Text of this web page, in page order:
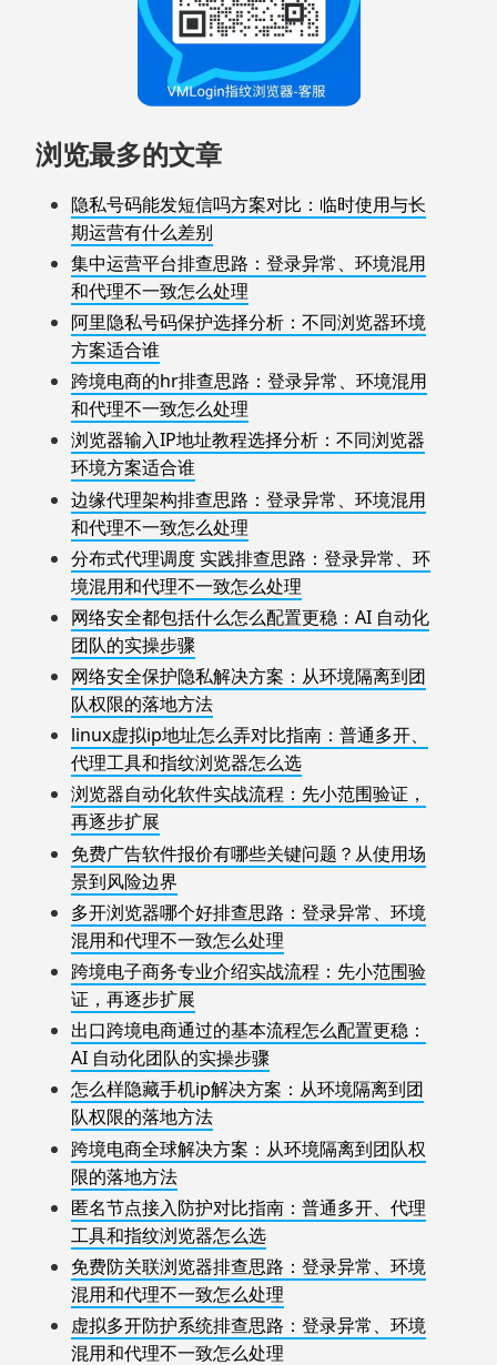
浏览最多的文章
隐私号码能发短信吗方案对比：临时使用与长
期运营有什么差别
集中运营平台排查思路：登录异常、环境混用
和代理不一致怎么处理
阿里隐私号码保护选择分析：不同浏览器环境
方案适合谁
跨境电商的hr排查思路：登录异常、环境混用
和代理不一致怎么处理
浏览器输入IP地址教程选择分析：不同浏览器
环境方案适合谁
边缘代理架构排查思路：登录异常、环境混用
和代理不一致怎么处理
分布式代理调度 实践排查思路：登录异常、环
境混用和代理不一致怎么处理
网络安全都包括什么怎么配置更稳：AI 自动化
团队的实操步骤
网络安全保护隐私解决方案：从环境隔离到团
队权限的落地方法
linux虚拟ip地址怎么弄对比指南：普通多开、
代理工具和指纹浏览器怎么选
浏览器自动化软件实战流程：先小范围验证，
再逐步扩展
免费广告软件报价有哪些关键问题？从使用场
景到风险边界
多开浏览器哪个好排查思路：登录异常、环境
混用和代理不一致怎么处理
跨境电子商务专业介绍实战流程：先小范围验
证，再逐步扩展
出口跨境电商通过的基本流程怎么配置更稳：
AI 自动化团队的实操步骤
怎么样隐藏手机ip解决方案：从环境隔离到团
队权限的落地方法
跨境电商全球解决方案：从环境隔离到团队权
限的落地方法
匿名节点接入防护对比指南：普通多开、代理
工具和指纹浏览器怎么选
免费防关联浏览器排查思路：登录异常、环境
混用和代理不一致怎么处理
虚拟多开防护系统排查思路：登录异常、环境
混用和代理不一致怎么处理